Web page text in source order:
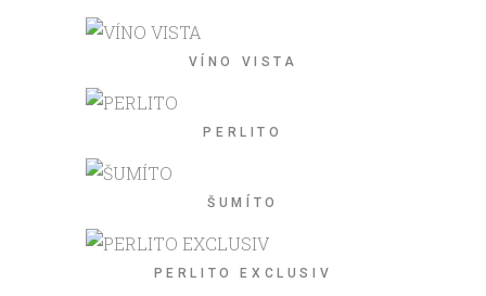
VÍNO VISTA
PERLITO
ŠUMÍTO
PERLITO EXCLUSIV